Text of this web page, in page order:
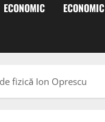
ECONOMIC ECONOMIC
fizică Ion Oprescu